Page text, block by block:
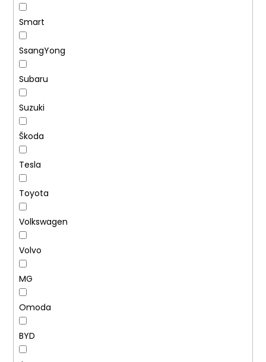
Smart
SsangYong
Subaru
Suzuki
Škoda
Tesla
Toyota
Volkswagen
Volvo
MG
Omoda
BYD